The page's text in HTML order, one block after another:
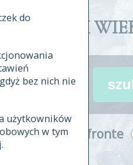
do
bez nich nie
użytkowników
w tym
źródłowych
I XVIII
a fronte